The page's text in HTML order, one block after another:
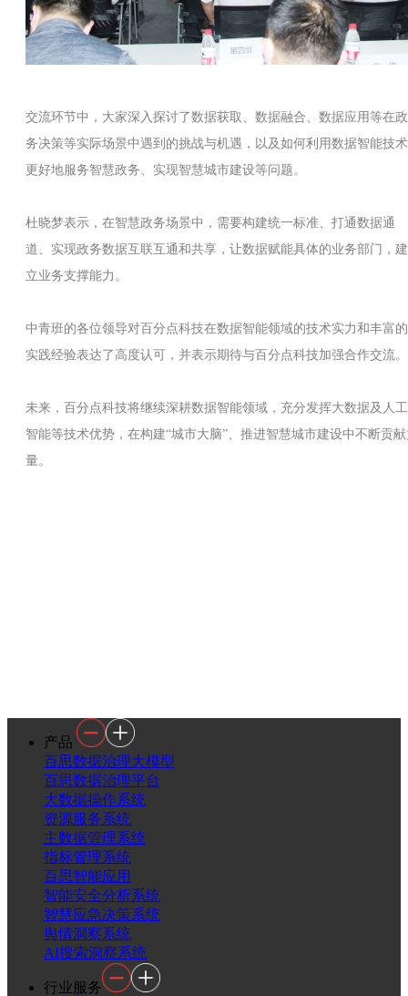
交流环节中，大家深入探讨了数据获取、数据融合、数据应用等在政
务决策等实际场景中遇到的挑战与机遇，以及如何利用数据智能技术
更好地服务智慧政务、实现智慧城市建设等问题。
杜晓梦表示，在智慧政务场景中，需要构建统一标准、打通数据通
道、实现政务数据互联互通和共享，让数据赋能具体的业务部门，建
立业务支撑能力。
中青班的各位领导对百分点科技在数据智能领域的技术实力和丰富的
实践经验表达了高度认可，并表示期待与百分点科技加强合作交流。
未来，百分点科技将继续深耕数据智能领域，充分发挥大数据及人工
智能等技术优势，在构建“城市大脑”、推进智慧城市建设中不断贡
量。
产品
百思数据治理大模型
百思数据治理平台
大数据操作系统
资源服务系统
主数据管理系统
指标管理系统
百思智能应用
智能安全分析系统
智慧应急决策系统
舆情洞察系统
AI搜索洞察系统
行业服务